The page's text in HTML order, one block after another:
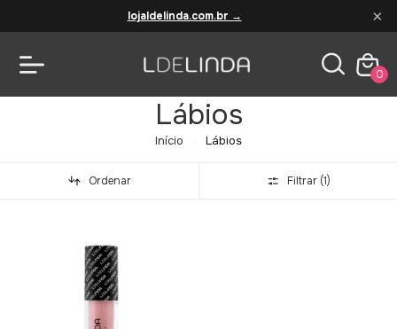
lojaldelinda.com.br → ×
0
Lábios
Início Lábios
Ordenar Filtrar (1)